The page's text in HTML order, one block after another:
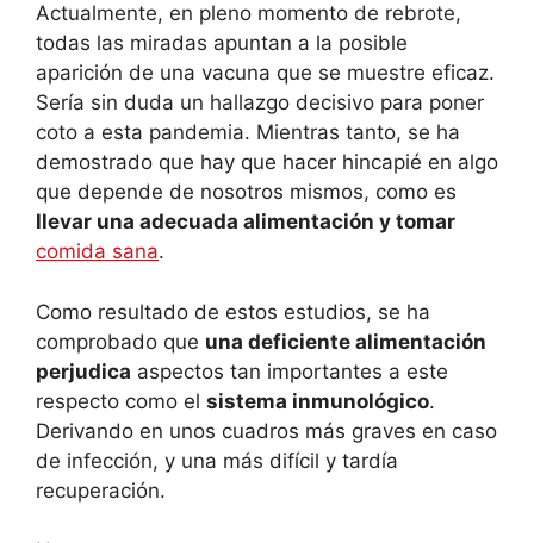
Actualmente, en pleno momento de rebrote,
todas las miradas apuntan a la posible
aparición de una vacuna que se muestre eficaz.
Sería sin duda un hallazgo decisivo para poner
coto a esta pandemia. Mientras tanto, se ha
demostrado que hay que hacer hincapié en algo
que depende de nosotros mismos, como es
llevar una adecuada alimentación y tomar
comida sana.
Como resultado de estos estudios, se ha
comprobado que una deficiente alimentación
perjudica aspectos tan importantes a este
respecto como el sistema inmunológico.
Derivando en unos cuadros más graves en caso
de infección, y una más difícil y tardía
recuperación.